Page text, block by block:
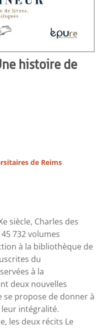
histoire de
de Reims
siècle, Charles des
732 volumes
à la bibliothèque de
du
à la
deux nouvelles
se propose de donner à
intégralité.
les deux récits Le